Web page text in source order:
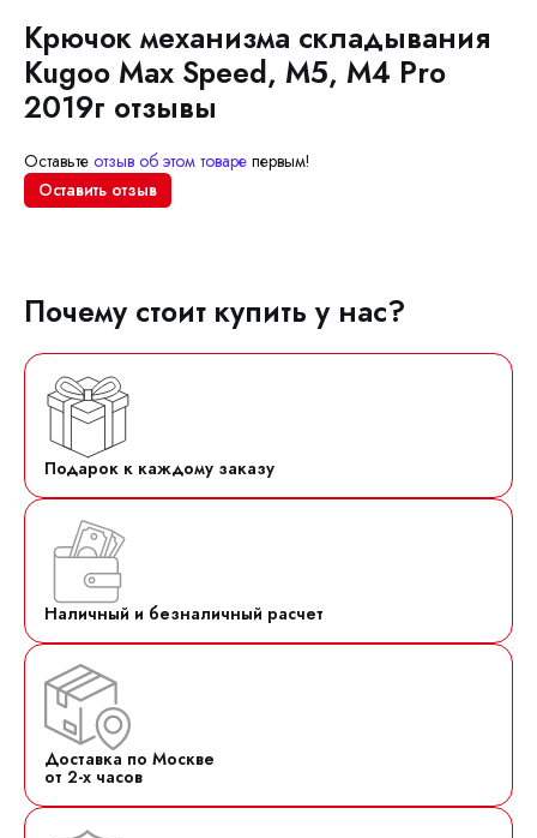
Крючок механизма складывания
Kugoo Max Speed, M5, M4 Pro
2019г отзывы
Оставьте отзыв об этом товаре первым!
Оставить отзыв
Почему стоит купить у нас?
Подарок к каждому заказу
Наличный и безналичный расчет
Доставка по Москве
от 2-х часов